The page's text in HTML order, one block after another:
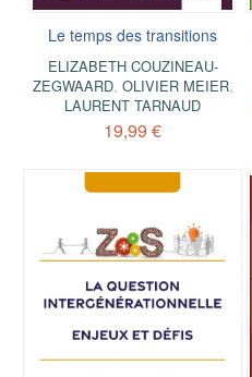
Le temps des transitions
ELIZABETH COUZINEAU-
ZEGWAARD, OLIVIER MEIER,
LAURENT TARNAUD
19,99 €